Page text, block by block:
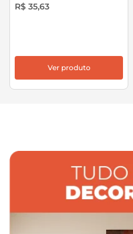
R$ 35,63
Ver produto